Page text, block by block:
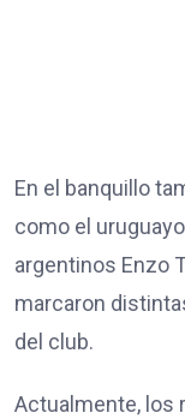
En el banquillo
como el
argentinos Enzo
marcaron
del club.
Actualmente, los